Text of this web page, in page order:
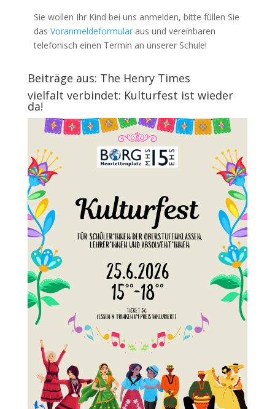
Sie wollen Ihr Kind bei uns anmelden, bitte füllen Sie
das Voranmeldeformularaus und vereinbaren
telefonisch einen Termin an unserer Schule!
Beiträge aus: The Henry Times
vielfalt verbindet: Kulturfest ist wieder
da!